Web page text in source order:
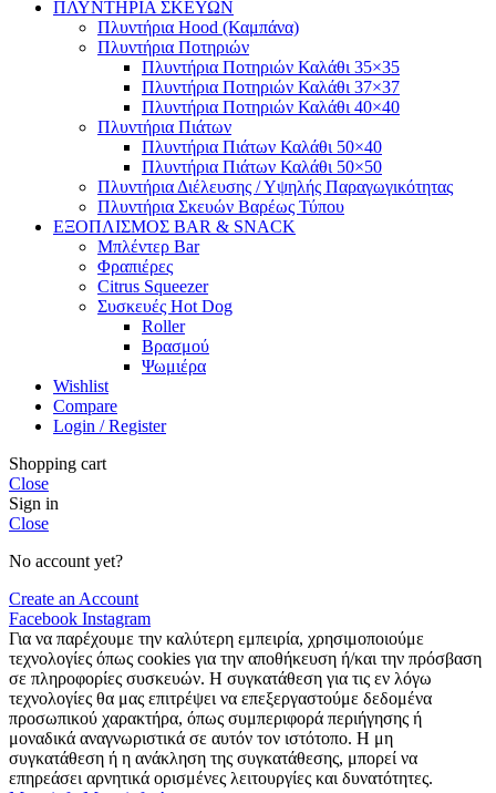
ΠΛΥΝΤΗΡΙΑ ΣΚΕΥΩΝ
Πλυντήρια Hood (Καμπάνα)
Πλυντήρια Ποτηριών
Πλυντήρια Ποτηριών Καλάθι 35×35
Πλυντήρια Ποτηριών Καλάθι 37×37
Πλυντήρια Ποτηριών Καλάθι 40×40
Πλυντήρια Πιάτων
Πλυντήρια Πιάτων Καλάθι 50×40
Πλυντήρια Πιάτων Καλάθι 50×50
Πλυντήρια Διέλευσης / Υψηλής Παραγωγικότητας
Πλυντήρια Σκευών Βαρέως Τύπου
ΕΞΟΠΛΙΣΜΟΣ BAR & SNACK
Μπλέντερ Bar
Φραπιέρες
Citrus Squeezer
Συσκευές Hot Dog
Roller
Βρασμού
Ψωμιέρα
Wishlist
Compare
Login / Register
Shopping cart
Close
Sign in
Close
No account yet?
Create an Account
Facebook Instagram
Για να παρέχουμε την καλύτερη εμπειρία, χρησιμοποιούμε
τεχνολογίες όπως cookies για την αποθήκευση ή/και την πρόσβαση
σε πληροφορίες συσκευών. Η συγκατάθεση για τις εν λόγω
τεχνολογίες θα μας επιτρέψει να επεξεργαστούμε δεδομένα
προσωπικού χαρακτήρα, όπως συμπεριφορά περιήγησης ή
μοναδικά αναγνωριστικά σε αυτόν τον ιστότοπο. Η μη
συγκατάθεση ή η ανάκληση της συγκατάθεσης, μπορεί να
επηρεάσει αρνητικά ορισμένες λειτουργίες και δυνατότητες.